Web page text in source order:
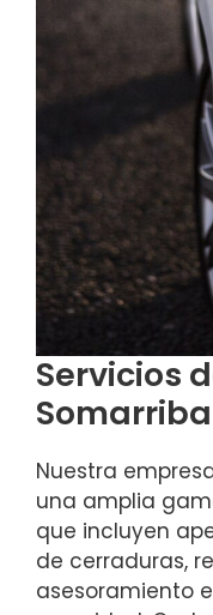
Servicios
Somarriba
Nuestra
una amplia
que incluyen
de cerraduras,
asesoramiento